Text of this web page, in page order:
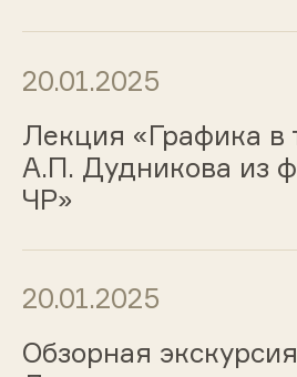
20.01.2025
Лекция «Графика в
А.П. Дудникова из
ЧР»
20.01.2025
Обзорная